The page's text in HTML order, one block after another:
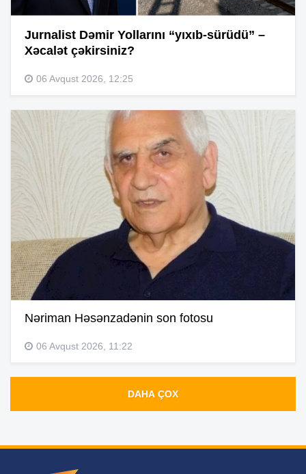
Jurnalist Dəmir Yollarını “yıxıb-sürüdü” –
Xəcalət çəkirsiniz?
06 Avqust 2026, 12:25
Nəriman Həsənzadənin son fotosu
06 Avqust 2026, 11:22
DAHA ÇOX